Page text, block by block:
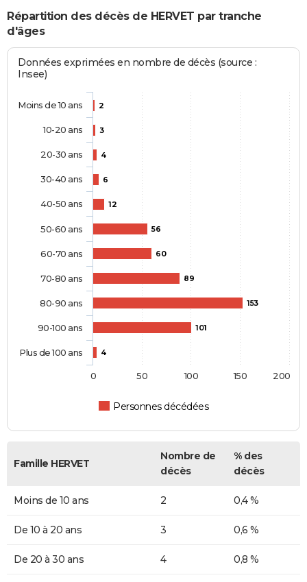
Répartition des décès de HERVET par tranche
d'âges
Données exprimées en nombre de décès (source :
Insee)
2
3
4
6
12
56
60
89
153
101
4
Personnes décédées
Moins de 10 ans
10-20 ans
20-30 ans
30-40 ans
40-50 ans
50-60 ans
60-70 ans
70-80 ans
80-90 ans
90-100 ans
Plus de 100 ans
0 50 100 150 200
Famille HERVET
Nombre de
décès
% des
décès
Moins de 10 ans 2 0,4 %
De 10 à 20 ans 3 0,6 %
De 20 à 30 ans 4 0,8 %